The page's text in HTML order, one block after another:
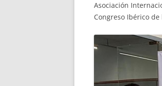
Asociación
Congreso Ibérico